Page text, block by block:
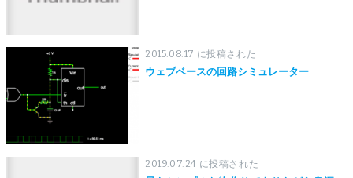
2015.08.17 に投稿された
ウェブベースの回路シミュレーター
2019.07.24 に投稿された